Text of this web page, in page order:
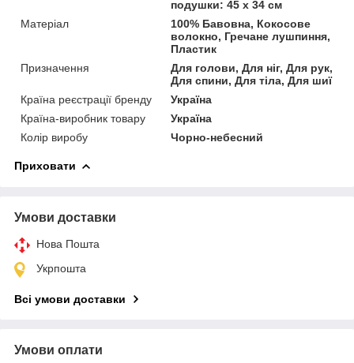
подушки: 45 x 34 см
Матеріал
100% Бавовна, Кокосове
волокно, Гречане лушпиння,
Пластик
Призначення
Для голови, Для ніг, Для рук,
Для спини, Для тіла, Для шиї
Країна реєстрації бренду
Україна
Країна-виробник товару
Україна
Колір виробу
Чорно-небесний
Приховати
Умови доставки
Нова Пошта
Укрпошта
Всі умови доставки
Умови оплати